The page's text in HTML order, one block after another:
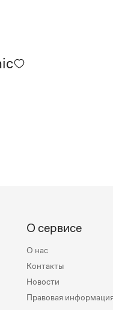
О сервисе
О нас
Контакты
Новости
Правовая информация